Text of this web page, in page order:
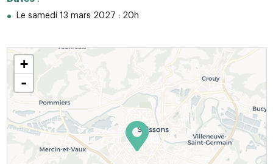
Le samedi 13 mars 2027 : 20h
+
-